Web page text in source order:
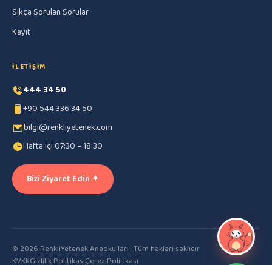
Sıkça Sorulan Sorular
Kayıt
İLETIŞIM
444 34 50
+90 544 336 34 50
bilgi@renkliyetenek.com
Hafta içi 07:30 – 18:30
Bizi Ziyaret Edin ✦
© 2026 RenkliYetenek Anaokulları · Tüm hakları saklıdır
KVKKGizlilik PolitikasıÇerez Politikası